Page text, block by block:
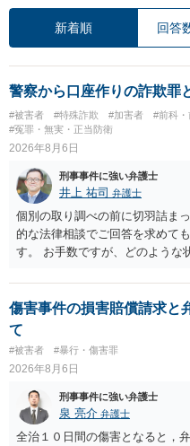
新着順 回答
警察から口座作りの詐欺罪
#被害者 #特殊詐欺 #加害者 #前科
#冤罪・無実・正当防衛
2026年8月6日
刑事事件に強い弁護士
井上 祐司 弁護士
個別の取り調べの前に切羽詰ま
的な法律相談でご回答を求めて
す。 お手数ですが、どのような
の程度だと聞いているのかとい
相談を受けられたうえで対処方
一般論でいえば、任意取り調べ
り調べ内容を録音することは必
傷害事件の損害賠償請求と
て
#被害者 #暴行・傷害罪
2026年8月6日
刑事事件に強い弁護士
泉 亮介 弁護士
全治１０日間の傷害となると，